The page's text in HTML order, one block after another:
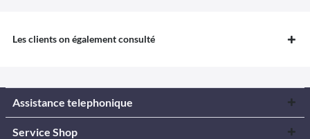
Les clients on également consulté
Assistance telephonique
Service Shop